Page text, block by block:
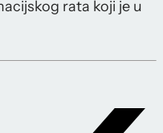
rata koji je u